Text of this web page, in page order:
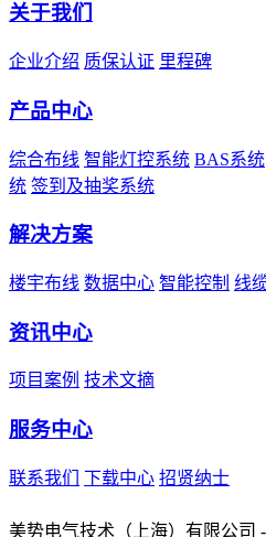
关于我们
企业介绍 质保认证 里程碑
产品中心
综合布线 智能灯控系统 BAS系统
统 签到及抽奖系统
解决方案
楼宇布线 数据中心 智能控制 线
资讯中心
项目案例 技术文摘
服务中心
联系我们 下载中心 招贤纳士
美势电气技术（上海）有限公司 -